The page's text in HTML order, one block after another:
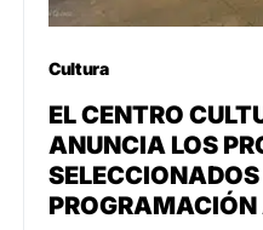
Cultura
EL CENTRO
ANUNCIA LOS